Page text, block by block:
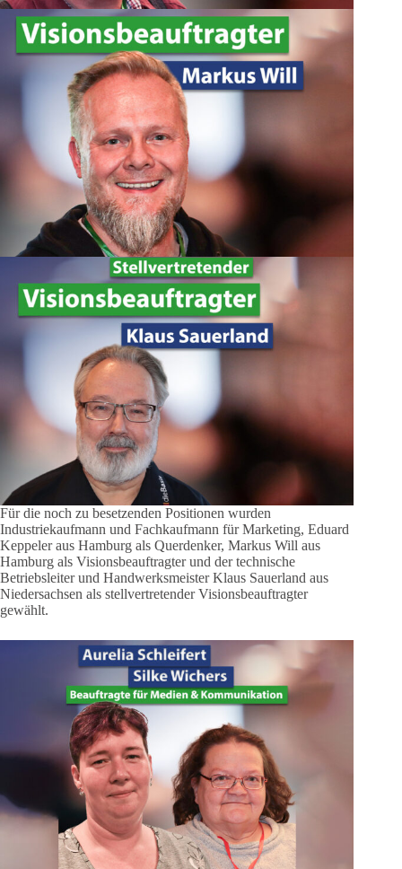
Für die noch zu besetzenden Positionen wurden
Industriekaufmann und Fachkaufmann für Marketing, Eduard
Keppeler aus Hamburg als Querdenker, Markus Will aus
Hamburg als Visionsbeauftragter und der technische
Betriebsleiter und Handwerksmeister Klaus Sauerland aus
Niedersachsen als stellvertretender Visionsbeauftragter
gewählt.